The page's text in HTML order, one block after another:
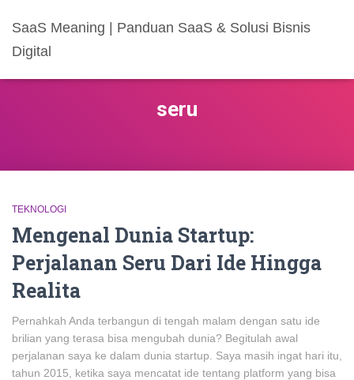
SaaS Meaning | Panduan SaaS & Solusi Bisnis
Digital
seru
TEKNOLOGI
Mengenal Dunia Startup:
Perjalanan Seru Dari Ide Hingga
Realita
Pernahkah Anda terbangun di tengah malam dengan satu ide
brilian yang terasa bisa mengubah dunia? Begitulah awal
perjalanan saya ke dalam dunia startup. Saya masih ingat hari itu,
tahun 2015, ketika saya mencatat ide tentang platform yang bisa